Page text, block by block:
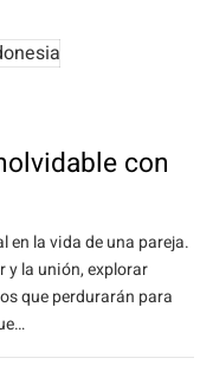
con
en la vida de una pareja.
y la unión, explorar
que perdurarán para